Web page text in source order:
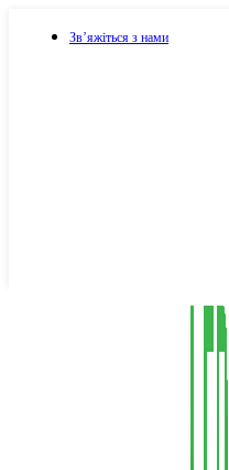
Зв’яжіться з нами